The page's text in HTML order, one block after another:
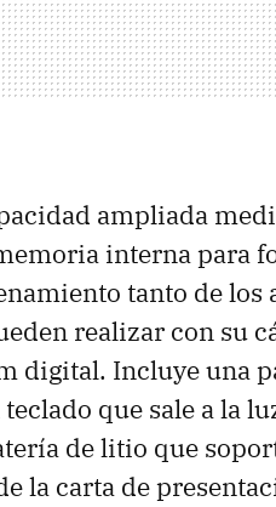
ampliada
interna para
tanto de
realizar con su
digital. Incluye una
teclado que sale a la
de litio que
la carta de